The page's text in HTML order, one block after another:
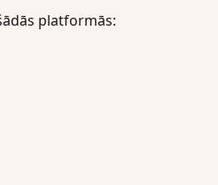
platformās: